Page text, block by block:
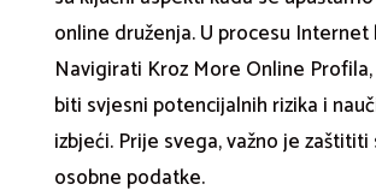
online druženja. U procesu Internet
Navigirati Kroz More Online
biti svjesni potencijalnih rizika i
izbjeći. Prije svega, važno je zaštititi
osobne podatke.